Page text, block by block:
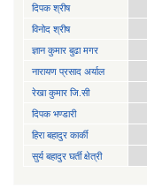
दिपक श्रीष
विनोद श्रीष
ज्ञान कुमार बुढा मगर
नारायण प्रसाद अर्याल
रेखा कुमार जि.सी
दिपक भण्डारी
हिरा बहादुर कार्की
सुर्य बहादुर घर्ती क्षेत्री